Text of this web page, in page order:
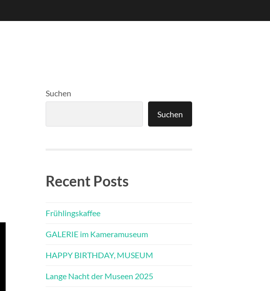
Suchen
Suchen
Recent Posts
Frühlingskaffee
GALERIE im Kameramuseum
HAPPY BIRTHDAY, MUSEUM
Lange Nacht der Museen 2025